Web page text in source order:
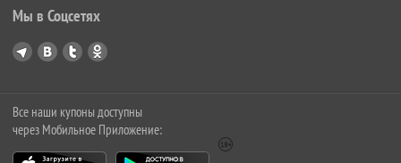
Мы в Соцсетях
Все наши купоны доступны
через Мобильное Приложение: